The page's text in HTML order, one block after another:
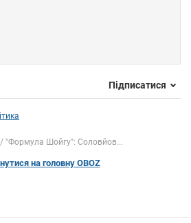
Підписатися
"Формула Шойгу": Соловйов...
на головну OBOZ